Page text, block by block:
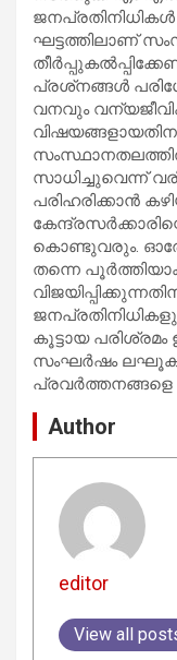
ജനപ്രതിനിധികൾ
ഘട്ടത്തിലാണ്
പ്രശ്‌നങ്ങൾ
വനവും
സാധിച്ചുവെന്ന്
പരിഹരിക്കാൻ
കൊണ്ടുവരും.
തന്നെ
കൂട്ടായ
സംഘർഷം
Author
editor
View all